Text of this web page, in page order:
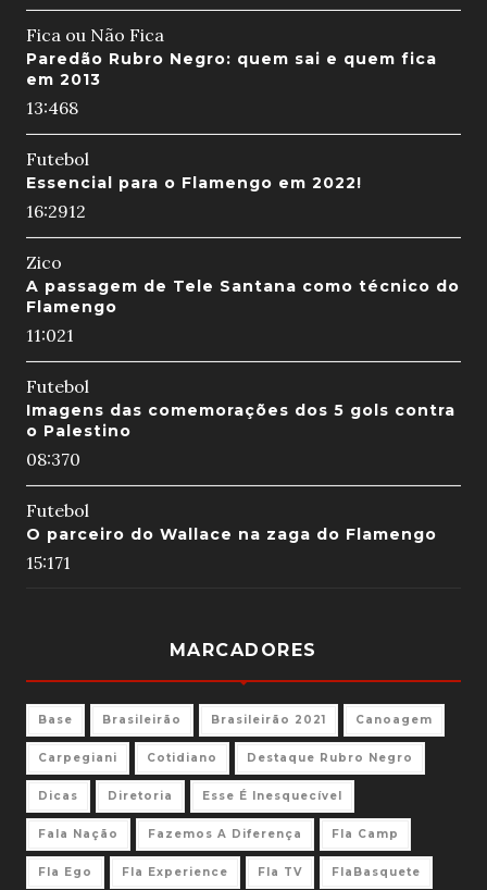
Fica ou Não Fica
Paredão Rubro Negro: quem sai e quem fica
em 2013
13:468
Futebol
Essencial para o Flamengo em 2022!
16:2912
Zico
A passagem de Tele Santana como técnico do
Flamengo
11:021
Futebol
Imagens das comemorações dos 5 gols contra
o Palestino
08:370
Futebol
O parceiro do Wallace na zaga do Flamengo
15:171
MARCADORES
Base Brasileirão Brasileirão 2021 Canoagem
Carpegiani Cotidiano Destaque Rubro Negro
Dicas Diretoria Esse É Inesquecível
Fala Nação Fazemos A Diferença Fla Camp
Fla Ego Fla Experience Fla TV FlaBasquete